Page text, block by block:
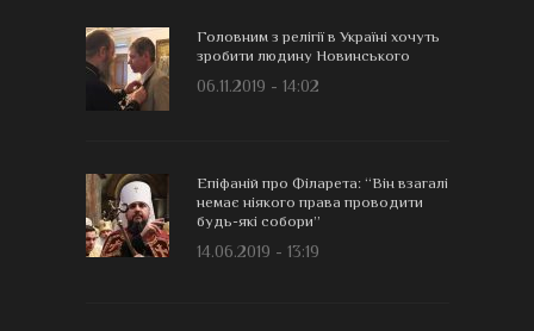
Головним з релігії в Україні хочуть
зробити людину Новинського
06.11.2019 - 14:02
Епіфаній про Філарета: “Він взагалі
немає ніякого права проводити
будь-які собори”
14.06.2019 - 13:19